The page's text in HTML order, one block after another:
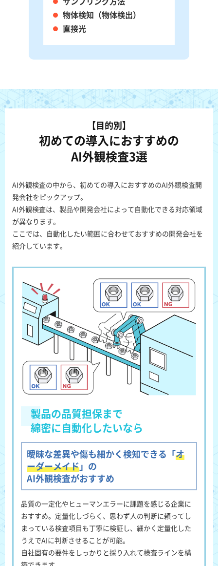
物体検知（物体検出）
直接光
【目的別】
初めての導入におすすめの
AI外観検査3選
AI外観検査の中から、初めての導入におすすめのAI外観検査開
発会社をピックアップ。
AI外観検査は、製品や開発会社によって自動化できる対応領域
が異なります。
ここでは、自動化したい範囲に合わせておすすめの開発会社を
紹介しています。
製品の品質担保まで
綿密に自動化したいなら
曖昧な差異や傷も細かく検知できる「オ
ーダーメイド」の
AI外観検査がおすすめ
品質の一定化やヒューマンエラーに課題を感じる企業に
おすすめ。定量化しづらく、思わず人の判断に頼ってし
まっている検査項目も丁寧に検証し、細かく定量化した
うえでAIに判断させることが可能。
自社固有の要件をしっかりと採り入れて検査ラインを構